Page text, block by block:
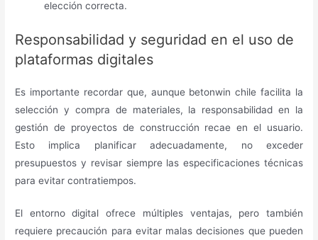
elección correcta.
Responsabilidad y seguridad en el uso de
plataformas digitales
Es importante recordar que, aunque betonwin chile facilita la
selección y compra de materiales, la responsabilidad en la
gestión de proyectos de construcción recae en el usuario.
Esto implica planificar adecuadamente, no exceder
presupuestos y revisar siempre las especificaciones técnicas
para evitar contratiempos.
El entorno digital ofrece múltiples ventajas, pero también
requiere precaución para evitar malas decisiones que pueden